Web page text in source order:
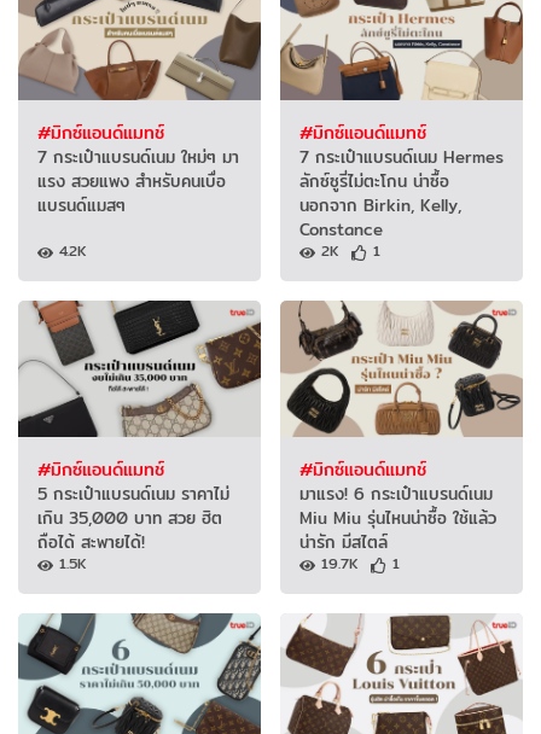
#มิกซ์แอนด์แมทช์
7 กระเป๋าแบรนด์เนม ใหม่ๆ มา
แรง สวยแพง สำหรับคนเบื่อ
แบรนด์แมสๆ
4.2K
#มิกซ์แอนด์แมทช์
7 กระเป๋าแบรนด์เนม Hermes
ลักซ์ซูรี่ไม่ตะโกน น่าซื้อ
นอกจาก Birkin, Kelly,
Constance
2K 1
#มิกซ์แอนด์แมทช์
5 กระเป๋าแบรนด์เนม ราคาไม่
เกิน 35,000 บาท สวย ฮิต
ถือได้ สะพายได้!
1.5K
#มิกซ์แอนด์แมทช์
มาแรง! 6 กระเป๋าแบรนด์เนม
Miu Miu รุ่นไหนน่าซื้อ ใช้แล้ว
น่ารัก มีสไตล์
19.7K 1